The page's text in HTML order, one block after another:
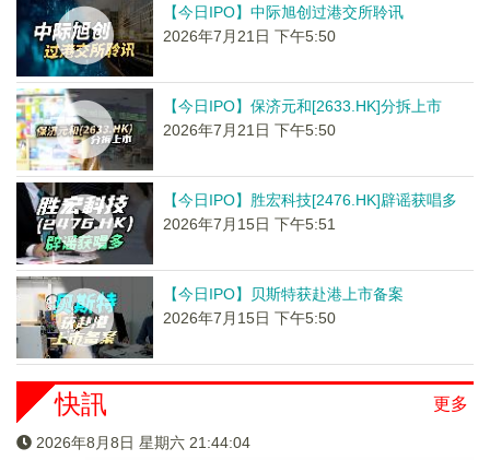
【今日IPO】中际旭创过港交所聆讯
2026年7月21日 下午5:50
【今日IPO】保济元和[2633.HK]分拆上市
2026年7月21日 下午5:50
【今日IPO】胜宏科技[2476.HK]辟谣获唱多
2026年7月15日 下午5:51
【今日IPO】贝斯特获赴港上市备案
2026年7月15日 下午5:50
更多
快訊
2026年8月8日 星期六 21:44:04